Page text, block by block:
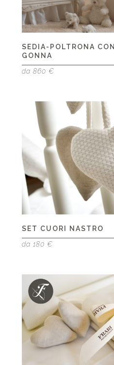
SEDIA-POLTRONA CON
GONNA
da 860 €
SET CUORI NASTRO
da 180 €